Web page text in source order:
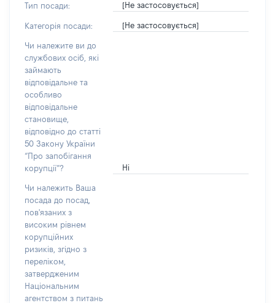
Тип посади: [Не застосовується]
Категорія посади: [Не застосовується]
Чи належите ви до
службових осіб, які
займають
відповідальне та
особливо
відповідальне
становище,
відповідно до статті
50 Закону України
“Про запобігання
корупції”?
Ні
Чи належить Ваша
посада до посад,
пов'язаних з
високим рівнем
корупційних
ризиків, згідно з
переліком,
затвердженим
Національним
агентством з питань